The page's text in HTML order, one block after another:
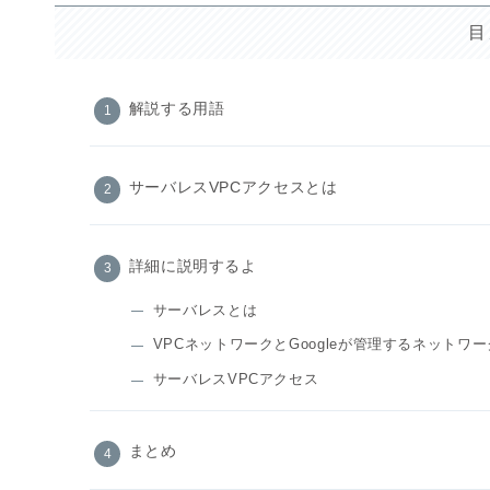
解説する用語
サーバレスVPCアクセスとは
詳細に説明するよ
サーバレスとは
VPCネットワークとGoogleが管理するネットワー
サーバレスVPCアクセス
まとめ